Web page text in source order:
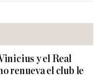
y el Real
renueva el club le